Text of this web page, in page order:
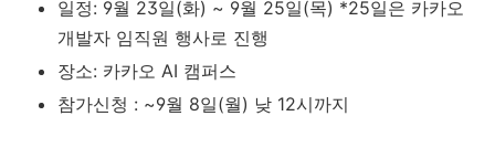
일정: 9월 23일(화) ~ 9월 25일(목) *25일은 카카오
개발자 임직원 행사로 진행
장소: 카카오 AI 캠퍼스
참가신청 : ~9월 8일(월) 낮 12시까지